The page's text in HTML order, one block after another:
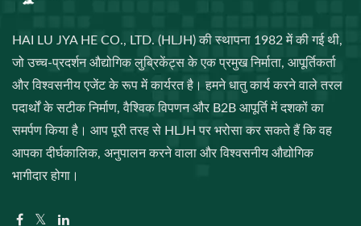
HAI LU JYA HE CO., LTD. (HLJH) की स्थापना 1982 में की गई थी,
जो उच्च-प्रदर्शन औद्योगिक लुब्रिकेंट्स के एक प्रमुख निर्माता, आपूर्तिकर्ता
और विश्वसनीय एजेंट के रूप में कार्यरत है। हमने धातु कार्य करने वाले तरल
पदार्थों के सटीक निर्माण, वैश्विक विपणन और B2B आपूर्ति में दशकों का
समर्पण किया है। आप पूरी तरह से HLJH पर भरोसा कर सकते हैं कि वह
आपका दीर्घकालिक, अनुपालन करने वाला और विश्वसनीय औद्योगिक
भागीदार होगा।